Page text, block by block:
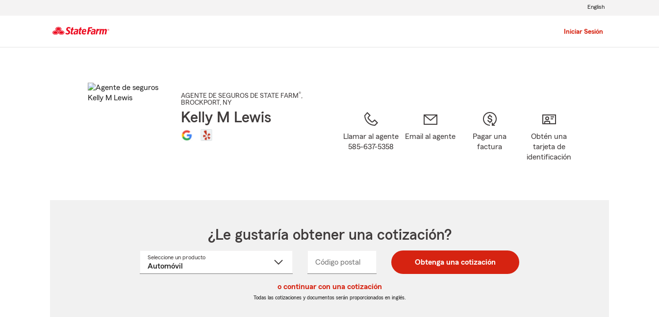
Iniciar Sesión
English
AGENTE DE SEGUROS DE STATE FARM®,
BROCKPORT , NY
Kelly M Lewis
Llamar al agente
585-637-5358
Email al agente
Pagar una
factura
Obtén una
tarjeta de
identificación
¿Le gustaría obtener una cotización?
Seleccione un productoSeleccione
Código postal
postal
de
postal
de
_____ Obtenga una cotización
o continuar con una cotización
Todas las cotizaciones y documentos serán proporcionados en inglés.